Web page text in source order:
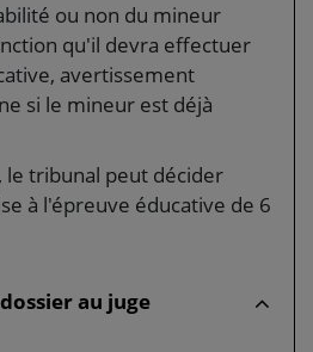
ou non du mineur
qu'il devra effectuer
avertissement
si le mineur est déjà
tribunal peut décider
à l'épreuve éducative de 6
au juge